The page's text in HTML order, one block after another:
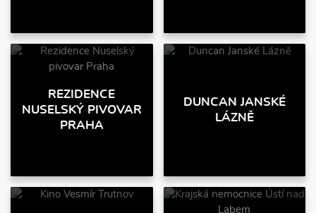
REZIDENCE
NUSELSKÝ PIVOVAR
PRAHA
DUNCAN JANSKÉ
LÁZNĚ